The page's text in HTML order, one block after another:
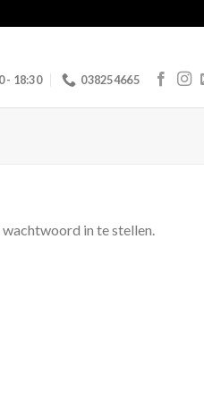
- 18:30 038254665
in te stellen.